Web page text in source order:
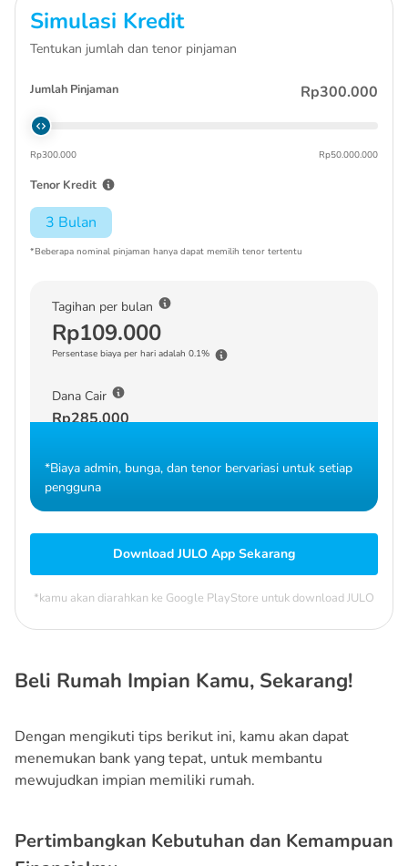
Simulasi Kredit
Tentukan jumlah dan tenor pinjaman
Jumlah Pinjaman Rp300.000
Rp300.000 Rp50.000.000
Tenor Kredit
3 Bulan
*Beberapa nominal pinjaman hanya dapat memilih tenor tertentu
Tagihan per bulan
Rp109.000
Persentase biaya per hari adalah 0.1%
Dana Cair
Rp285.000
*Biaya admin, bunga, dan tenor bervariasi untuk setiap
pengguna
Download JULO App Sekarang
*kamu akan diarahkan ke Google PlayStore untuk download JULO
Beli Rumah Impian Kamu, Sekarang!
Dengan mengikuti tips berikut ini, kamu akan dapat
menemukan bank yang tepat, untuk membantu
mewujudkan impian memiliki rumah.
Pertimbangkan Kebutuhan dan Kemampuan